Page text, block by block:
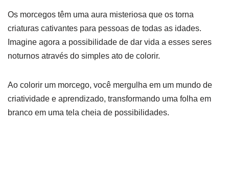
Os morcegos têm uma aura misteriosa que os torna
criaturas cativantes para pessoas de todas as idades.
Imagine agora a possibilidade de dar vida a esses seres
noturnos através do simples ato de colorir.
Ao colorir um morcego, você mergulha em um mundo de
criatividade e aprendizado, transformando uma folha em
branco em uma tela cheia de possibilidades.